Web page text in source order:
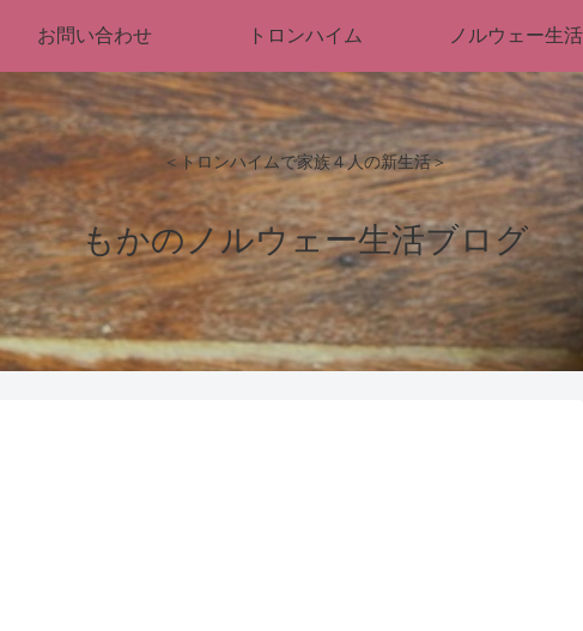
＜トロンハイムで家族４人の新生活＞
もかのノルウェー生活ブログ
お問い合わせ トロンハイム ノルウェー生活